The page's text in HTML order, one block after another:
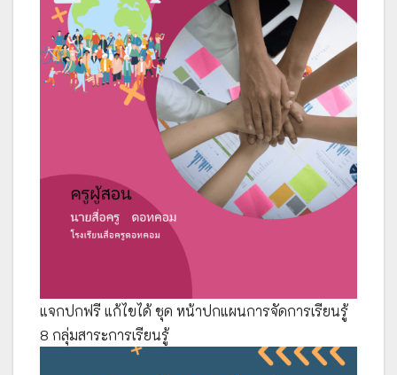
แจกปกฟรี แก้ไขได้ ชุด หน้าปกแผนการจัดการเรียนรู้
8 กลุ่มสาระการเรียนรู้